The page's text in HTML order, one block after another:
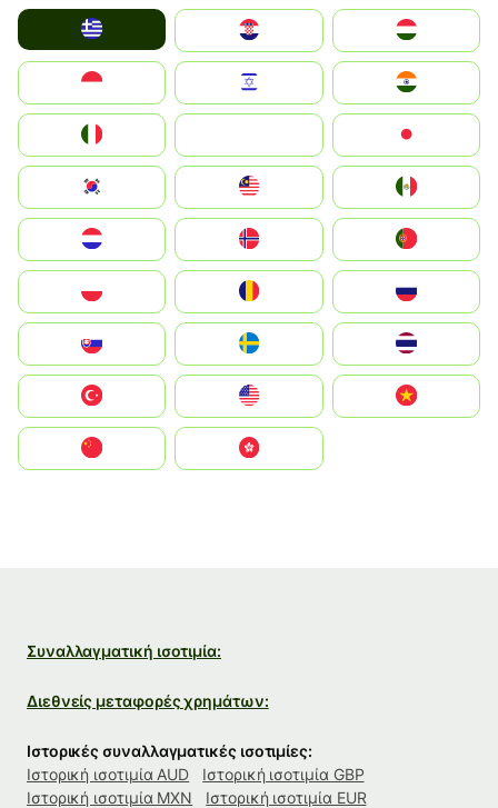
Magyarország
South Korea
United States
中國香港特別行政區
Συναλλαγματική ισοτιμία:
Διεθνείς μεταφορές χρημάτων:
Ιστορικές συναλλαγματικές ισοτιμίες:
Ιστορική ισοτιμία AUD
Ιστορική ισοτιμία GBP
Ιστορική ισοτιμία MXN
Ιστορική ισοτιμία EUR